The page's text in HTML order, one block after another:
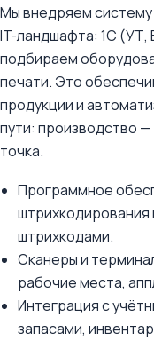
Мы внедряем
IT-ландшафта: 1С (УТ,
подбираем
печати. Это
продукции и
пути: производство
точка.
Программное
штрихкодирования
штрихкодами.
Сканеры и
рабочие места,
Интеграция с
запасами,